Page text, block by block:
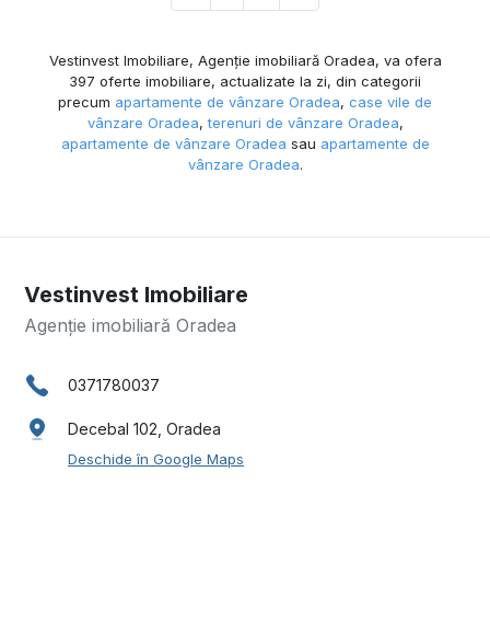
Vestinvest Imobiliare, Agenție imobiliară Oradea, va ofera
397 oferte imobiliare, actualizate la zi, din categorii
precum apartamente de vânzare Oradea, case vile de
vânzare Oradea,terenuri de vânzare Oradea,
apartamente de vânzare Oradea sau apartamente de
vânzare Oradea.
Vestinvest Imobiliare
Agenție imobiliară Oradea
0371780037
Decebal 102, Oradea
Deschide în Google Maps